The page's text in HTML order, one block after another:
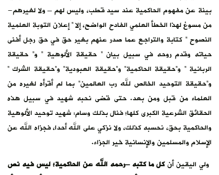
بينة عن مفهوم الحاكمية عند سيد قطب، وليس لهم – ولا لغيرهم-
من مسوغ لهذا الخطأ العلمي الفادح الواضح، إلا ” إعلان التوبة العلمية
النصوح ” كتابة والتراجع عما صدر عنهم بغير حق في حق رجل أفنى
حياته وقدم روحه في سبيل بيان ” حقيقة الألوهية ” و” حقيقة
الربانية ” و”حقيقة الحاكمية” و”حقيقة العبودية” و”حقيقة الشرك ”
و”حقيقة التوحيد الخالص لله رب العالمين” بما لم أقرأه لغيره من
العلماء من قبل ومن بعد. حتى قضى نحبه شهيد في سبيل هذه
الحقائق الشرعية الكبرى كلها؛ فنال بذلك وسام: شهيد توحيد الألوهية
والحاكمية بحق، نحسبه كذلك، ولا نزكي على الله أحدا، فجزاه الله عن
الإسلام والمسلمين والإنسانية خير الجزاء.
ولي اليقين أنكل ما كتبه –رحمه الله عن الحاكمية؛ ليس فيه نص